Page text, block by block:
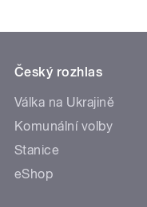
Český rozhlas
Válka na Ukrajině
Komunální volby
Stanice
eShop